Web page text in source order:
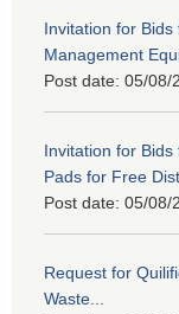
Invitation for
Management
Post date: 05/08/
Invitation for
Pads for Free
Post date: 05/08/
Request for
Waste...